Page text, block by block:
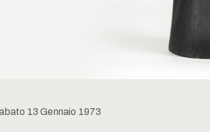
13 Gennaio 1973